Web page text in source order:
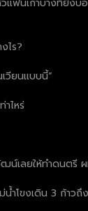
วแฟนเก่าบางทียั
ไร?
วียนแบบนี้”
ไหร่
ลยให้ทำดนตรี ผม
ำโขงเดิน 3 ก้าวถึ